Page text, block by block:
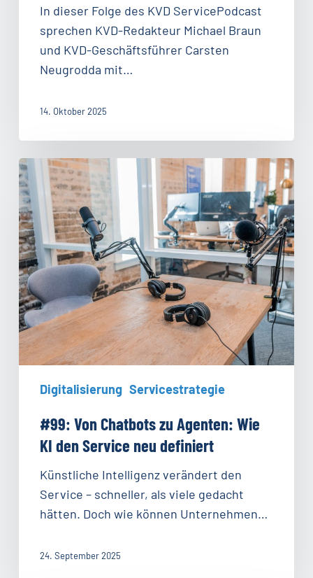
In dieser Folge des KVD ServicePodcast
sprechen KVD-Redakteur Michael Braun
und KVD-Geschäftsführer Carsten
Neugrodda mit…
14. Oktober 2025
#99:
Von
Chatbots
zu
Agenten:
Wie
KI
den
Service
neu
definiert
Digitalisierung Servicestrategie
#99: Von Chatbots zu Agenten: Wie
KI den Service neu definiert
Künstliche Intelligenz verändert den
Service – schneller, als viele gedacht
hätten. Doch wie können Unternehmen…
24. September 2025